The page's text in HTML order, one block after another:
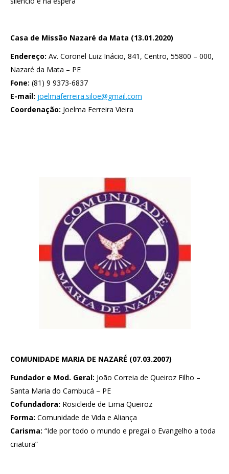
Casa de Missão Nazaré da Mata (13.01.2020)
Endereço: Av. Coronel Luiz Inácio, 841, Centro, 55800 – 000,
Nazaré da Mata – PE
Fone: (81) 9 9373-6837
E-mail: joelmaferreira.siloe@gmail.com
Coordenação: Joelma Ferreira Vieira
COMUNIDADE MARIA DE NAZARÉ (07.03.2007)
Fundador e Mod. Geral: João Correia de Queiroz Filho –
Santa Maria do Cambucá – PE
Cofundadora: Rosicleide de Lima Queiroz
Forma: Comunidade de Vida e Aliança
Carisma: “Ide por todo o mundo e pregai o Evangelho a toda
criatura”